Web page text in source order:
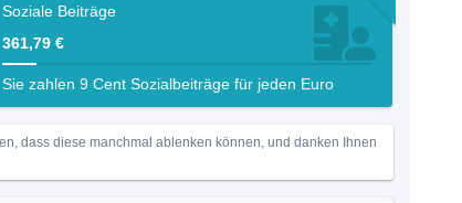
Soziale Beiträge
361,79 €
Sie zahlen 9 Cent Sozialbeiträge für jeden Euro
dass diese manchmal ablenken können, und danken Ihnen